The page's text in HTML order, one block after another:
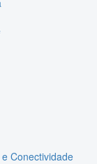
Conectividade